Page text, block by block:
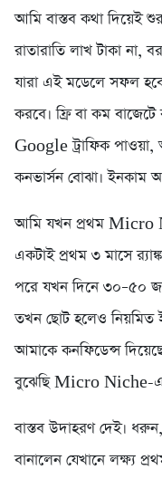
আমি বাস্তব কথা
রাতারাতি লাখ টাকা না,
যারা এই মডেলে সফল
করবে। ফ্রি বা কম
Google ট্রাফিক পাওয়া,
কনভার্সন বোঝা। ইনকাম
আমি যখন প্রথম Micro
একটাই প্রথম ৩ মাসে
পরে যখন দিনে ৩০–৫০
তখন ছোট হলেও নিয়মিত
আমাকে কনফিডেন্স
বুঝেছি Micro Niche-এ
বাস্তব উদাহরণ দেই।
বানালেন যেখানে লক্ষ্য